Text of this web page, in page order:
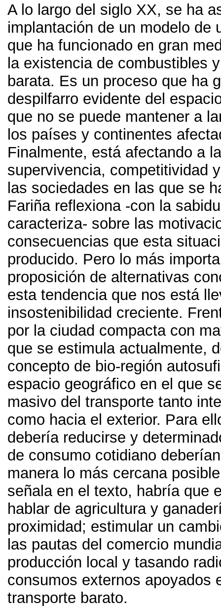
A lo largo del siglo XX, se ha
implantación de un modelo de
que ha funcionado en gran
la existencia de combustibles
barata. Es un proceso que ha
despilfarro evidente del
que no se puede mantener a
los países y continentes
Finalmente, está afectando a
supervivencia, competitividad
las sociedades en las que se
Fariña reflexiona -con la
caracteriza- sobre las
consecuencias que esta
producido. Pero lo más
proposición de alternativas
esta tendencia que nos está
insostenibilidad creciente.
por la ciudad compacta con
que se estimula actualmente,
concepto de bio-región
espacio geográfico en el que
masivo del transporte tanto
como hacia el exterior. Para
debería reducirse y
de consumo cotidiano
manera lo más cercana posible
señala en el texto, habría que
hablar de agricultura y
proximidad; estimular un
las pautas del comercio
producción local y tasando
consumos externos apoyados
transporte barato.